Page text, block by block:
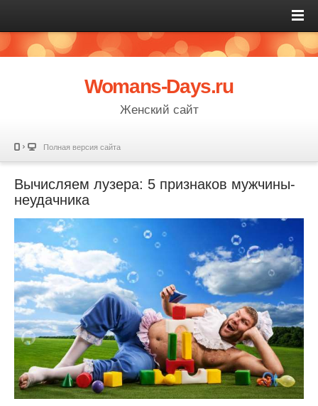
Womans-Days.ru
Женский сайт
Полная версия сайта
Вычисляем лузера: 5 признаков мужчины-
неудачника